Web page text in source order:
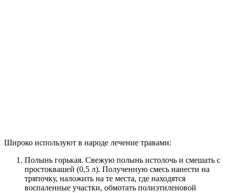
Широко используют в народе лечение травами:
Полынь горькая. Свежую полынь истолочь и смешать с
простоквашей (0,5 л). Полученную смесь нанести на
тряпочку, наложить на те места, где находятся
воспаленные участки, обмотать полиэтиленовой